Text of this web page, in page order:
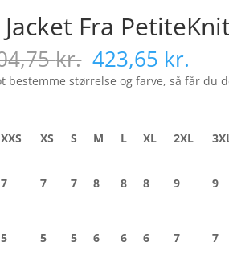
Jacket Fra
kr. Den
oprindelige
pris
504,75 kr..
423,65 kr.
pris
bestemme størrelse og farve, så får du
XXS XS S M L XL 2XL
7 7 7 8 8 8 9 9
5 5 5 6 6 6 7 7